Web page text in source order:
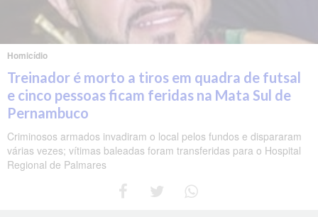
Homicídio
Treinador é morto a tiros em quadra de futsal
e cinco pessoas ficam feridas na Mata Sul de
Pernambuco
Criminosos armados invadiram o local pelos fundos e dispararam
várias vezes; vítimas baleadas foram transferidas para o Hospital
Regional de Palmares